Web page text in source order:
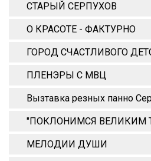
СТАРЫЙ СЕРПУХОВ
О КРАСОТЕ - ФАКТУРНО
ГОРОД СЧАСТЛИВОГО
ПЛЕНЭРЫ С МВЦ
Вызтавка резных панно
"ПОКЛОНИМСЯ ВЕЛИКИМ
МЕЛОДИИ ДУШИ